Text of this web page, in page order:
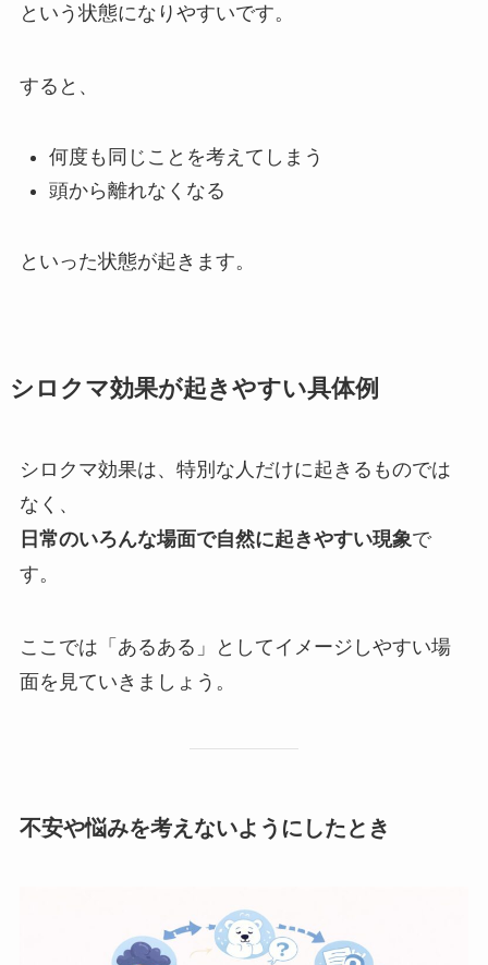
という状態になりやすいです。
すると、
何度も同じことを考えてしまう
頭から離れなくなる
といった状態が起きます。
シロクマ効果が起きやすい具体例
シロクマ効果は、特別な人だけに起きるものでは
なく、
日常のいろんな場面で自然に起きやすい現象で
す。
ここでは「あるある」としてイメージしやすい場
面を見ていきましょう。
不安や悩みを考えないようにしたとき